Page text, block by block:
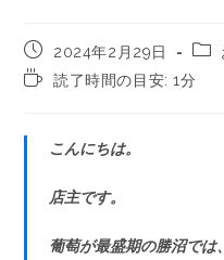
2024年2月29日
読了時間の目安: 1分
こんにちは。
店主です。
葡萄が最盛期の勝沼では